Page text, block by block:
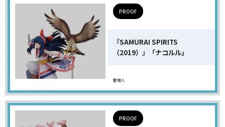
PROOF
『SAMURAI SPIRITS
（2019）』「ナコルル」
管理人
PROOF